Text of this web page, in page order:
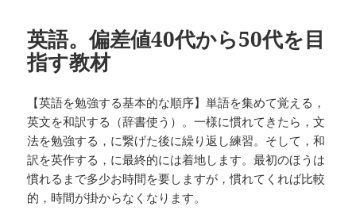
英語。偏差値40代から50代を目
指す教材
【英語を勉強する基本的な順序】単語を集めて覚える，
英文を和訳する（辞書使う）。一様に慣れてきたら，文
法を勉強する，に繋げた後に繰り返し練習。そして，和
訳を英作する，に最終的には着地します。最初のほうは
慣れるまで多少お時間を要しますが，慣れてくれば比較
的，時間が掛からなくなります。